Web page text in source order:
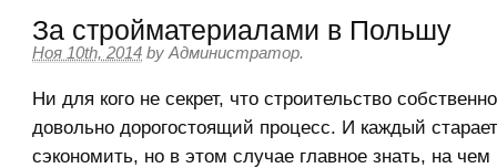
За стройматериалами в Польшу
Ноя 10th, 2014 by Администратор.
Ни для кого не секрет, что строительство
довольно дорогостоящий процесс. И каждый
сэкономить, но в этом случае главное знать, на